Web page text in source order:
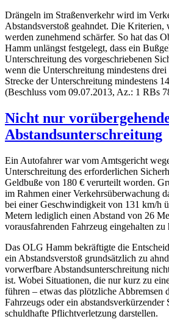
Drängeln im Straßenverkehr wird im
Abstandsverstoß geahndet. Die Kriterien,
werden zunehmend schärfer. So hat das
Hamm unlängst festgelegt, dass ein
Unterschreitung des vorgeschriebenen
wenn die Unterschreitung mindestens
Strecke der Unterschreitung mindestens
(Beschluss vom 09.07.2013, Az.: 1 RBs
Nicht nur
Abstandsunterschreitung
Ein Autofahrer war vom Amtsgericht
Unterschreitung des erforderlichen
Geldbuße von 180 € verurteilt worden.
im Rahmen einer Verkehrsüberwachung
bei einer Geschwindigkeit von 131 km/h
Metern lediglich einen Abstand von 26
vorausfahrenden Fahrzeug eingehalten zu
Das OLG Hamm bekräftigte die
ein Abstandsverstoß grundsätzlich zu
vorwerfbare Abstandsunterschreitung
ist. Wobei Situationen, die nur kurz zu
führen – etwas das plötzliche Abbremsen
Fahrzeugs oder ein abstandsverkürzender
schuldhafte Pflichtverletzung darstellen.